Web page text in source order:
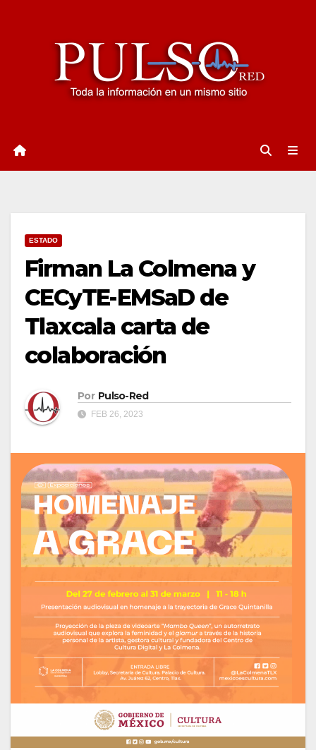
ESTADO
Firman La Colmena y
CECyTE-EMSaD de
Tlaxcala carta de
colaboración
Por Pulso-Red
FEB 26, 2023